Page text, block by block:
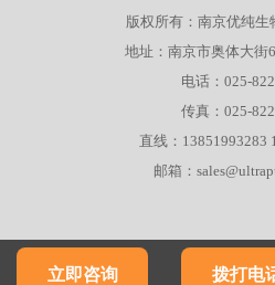
版权所有：南京优纯生
地址：南京市奥体大街
电话：025-
传真：025-
直线：13851993283
邮箱：
立即咨询 拨打电